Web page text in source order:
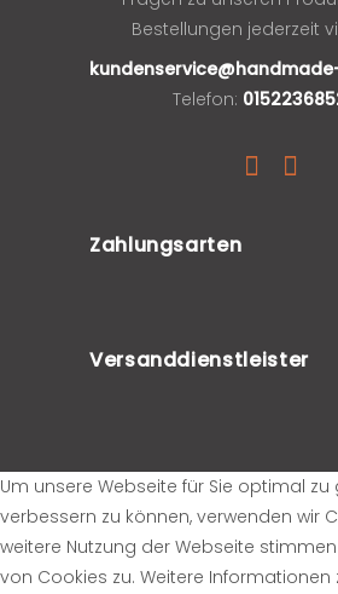
Bestellungen jederzeit
Telefon:
Zahlungsarten
Versanddienstleister
Um unsere Webseite für Sie optimal
verbessern zu können, verwenden wir
weitere Nutzung der Webseite
von Cookies zu. Weitere Informationen